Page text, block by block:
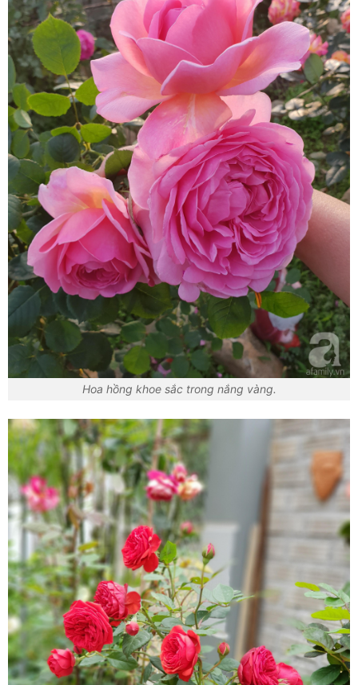
Hoa hồng khoe sắc trong nắng vàng.